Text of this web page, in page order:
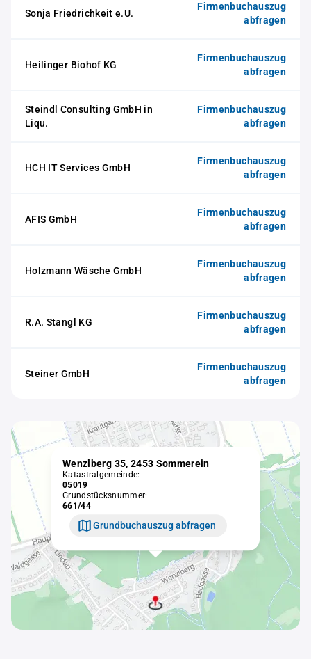
Sonja Friedrichkeit e.U.
Firmenbuchauszug
abfragen
Heilinger Biohof KG
Firmenbuchauszug
abfragen
Steindl Consulting GmbH in
Liqu.
Firmenbuchauszug
abfragen
HCH IT Services GmbH
Firmenbuchauszug
abfragen
AFIS GmbH
Firmenbuchauszug
abfragen
Holzmann Wäsche GmbH
Firmenbuchauszug
abfragen
R.A. Stangl KG
Firmenbuchauszug
abfragen
Steiner GmbH
Firmenbuchauszug
abfragen
Wenzlberg 35, 2453 Sommerein
Katastralgemeinde:
05019
Grundstücksnummer:
661/44
Grundbuchauszug abfragen